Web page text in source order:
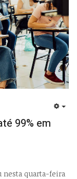
99% em
nesta quarta-feira